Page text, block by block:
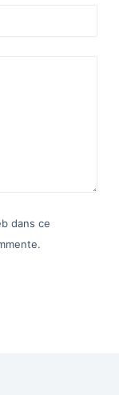
dans ce